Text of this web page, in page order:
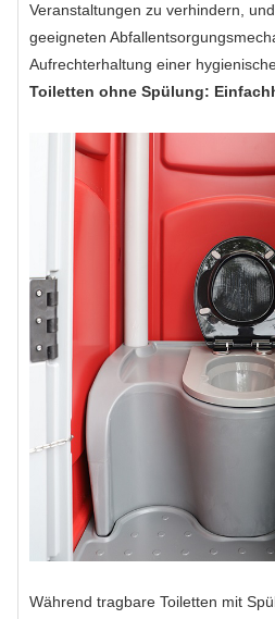
Veranstaltungen zu verhindern,
geeigneten
Aufrechterhaltung einer
Toiletten ohne Spülung:
Während tragbare Toiletten mit